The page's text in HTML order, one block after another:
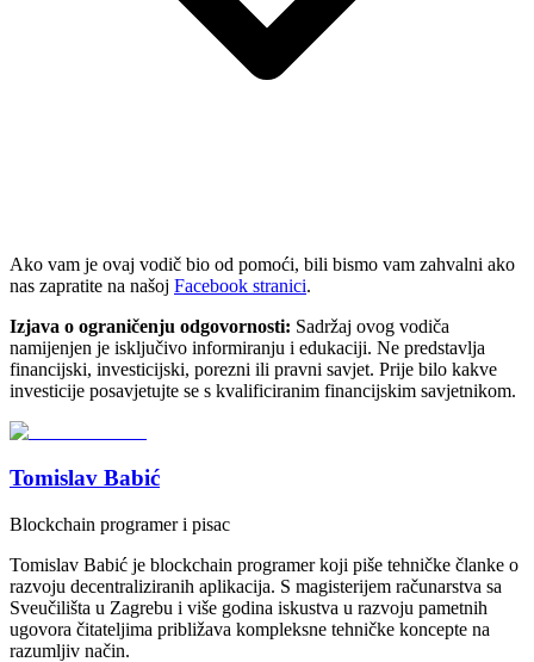
Ako vam je ovaj vodič bio od pomoći, bili bismo vam zahvalni ako
nas zapratite na našoj Facebook stranici.
Izjava o ograničenju odgovornosti: Sadržaj ovog vodiča
namijenjen je isključivo informiranju i edukaciji. Ne predstavlja
financijski, investicijski, porezni ili pravni savjet. Prije bilo kakve
investicije posavjetujte se s kvalificiranim financijskim savjetnikom.
Tomislav Babić
Blockchain programer i pisac
Tomislav Babić je blockchain programer koji piše tehničke članke o
razvoju decentraliziranih aplikacija. S magisterijem računarstva sa
Sveučilišta u Zagrebu i više godina iskustva u razvoju pametnih
ugovora čitateljima približava kompleksne tehničke koncepte na
razumljiv način.